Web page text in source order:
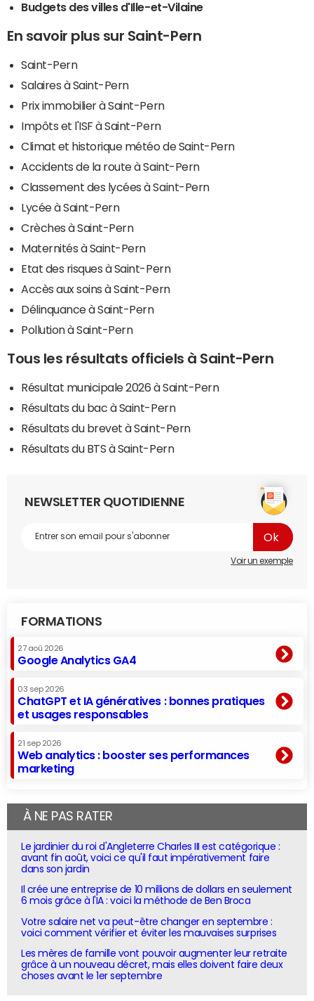
Budgets des villes d'Ille-et-Vilaine
En savoir plus sur Saint-Pern
Saint-Pern
Salaires à Saint-Pern
Prix immobilier à Saint-Pern
Impôts et l'ISF à Saint-Pern
Climat et historique météo de Saint-Pern
Accidents de la route à Saint-Pern
Classement des lycées à Saint-Pern
Lycée à Saint-Pern
Crèches à Saint-Pern
Maternités à Saint-Pern
Etat des risques à Saint-Pern
Accès aux soins à Saint-Pern
Délinquance à Saint-Pern
Pollution à Saint-Pern
Tous les résultats officiels à Saint-Pern
Résultat municipale 2026 à Saint-Pern
Résultats du bac à Saint-Pern
Résultats du brevet à Saint-Pern
Résultats du BTS à Saint-Pern
NEWSLETTER QUOTIDIENNE
Voir un exemple
FORMATIONS
27 aoû 2026
Google Analytics GA4
03 sep 2026
ChatGPT et IA génératives : bonnes pratiques
et usages responsables
21 sep 2026
Web analytics : booster ses performances
marketing
À NE PAS RATER
Le jardinier du roi d'Angleterre Charles III est catégorique :
avant fin août, voici ce qu'il faut impérativement faire
dans son jardin
Il crée une entreprise de 10 millions de dollars en seulement
6 mois grâce à l'IA : voici la méthode de Ben Broca
Votre salaire net va peut-être changer en septembre :
voici comment vérifier et éviter les mauvaises surprises
Les mères de famille vont pouvoir augmenter leur retraite
grâce à un nouveau décret, mais elles doivent faire deux
choses avant le 1er septembre